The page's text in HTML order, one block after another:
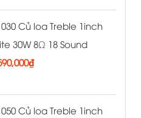
Củ loa Treble 1inch
30W 8Ω 18 Sound
₫
Củ loa Treble 1inch